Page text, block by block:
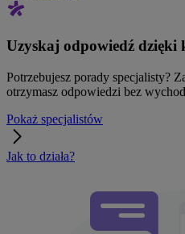
Uzyskaj odpowiedź dzięki
Potrzebujesz porady specjalisty?
otrzymasz odpowiedzi bez
Pokaż specjalistów
Jak to działa?